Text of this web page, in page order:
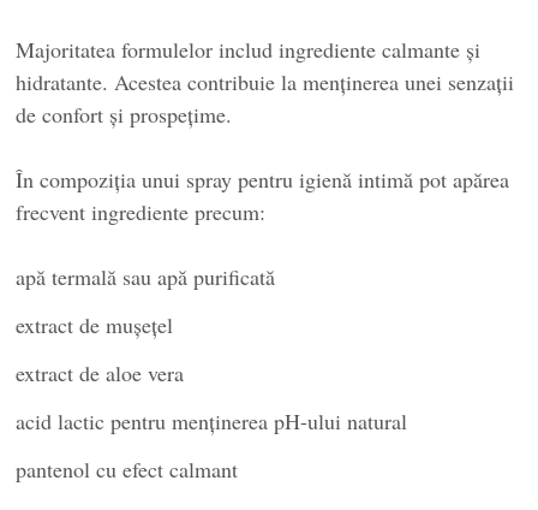
Majoritatea formulelor includ ingrediente calmante și
hidratante. Acestea contribuie la menținerea unei senzații
de confort și prospețime.
În compoziția unui spray pentru igienă intimă pot apărea
frecvent ingrediente precum:
apă termală sau apă purificată
extract de mușețel
extract de aloe vera
acid lactic pentru menținerea pH-ului natural
pantenol cu efect calmant